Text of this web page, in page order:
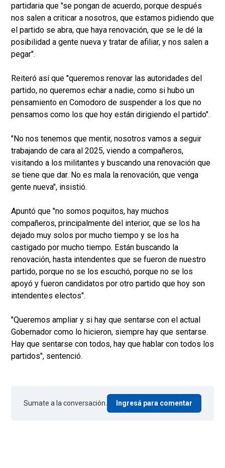
partidaria que "se pongan de acuerdo, porque después
nos salen a criticar a nosotros, que estamos pidiendo que
el partido se abra, que haya renovación, que se le dé la
posibilidad a gente nueva y tratar de afiliar, y nos salen a
pegar".
Reiteró así que "queremos renovar las autoridades del
partido, no queremos echar a nadie, como si hubo un
pensamiento en Comodoro de suspender a los que no
pensamos como los que hoy están dirigiendo el partido".
"No nos tenemos que mentir, nosotros vamos a seguir
trabajando de cara al 2025, viendo a compañeros,
visitando a los militantes y buscando una renovación que
se tiene que dar. No es mala la renovación, que venga
gente nueva", insistió.
Apuntó que "no somos poquitos, hay muchos
compañeros, principalmente del interior, que se los ha
dejado muy solos por mucho tiempo y se los ha
castigado por mucho tiempo. Están buscando la
renovación, hasta intendentes que se fueron de nuestro
partido, porque no se los escuchó, porque no se los
apoyó y fueron candidatos por otro partido que hoy son
intendentes electos".
"Queremos ampliar y si hay que sentarse con el actual
Gobernador como lo hicieron, siempre hay que sentarse.
Hay que sentarse con todos, hay que hablar con todos los
partidos", sentenció.
Sumate a la conversación. Ingresá para comentar